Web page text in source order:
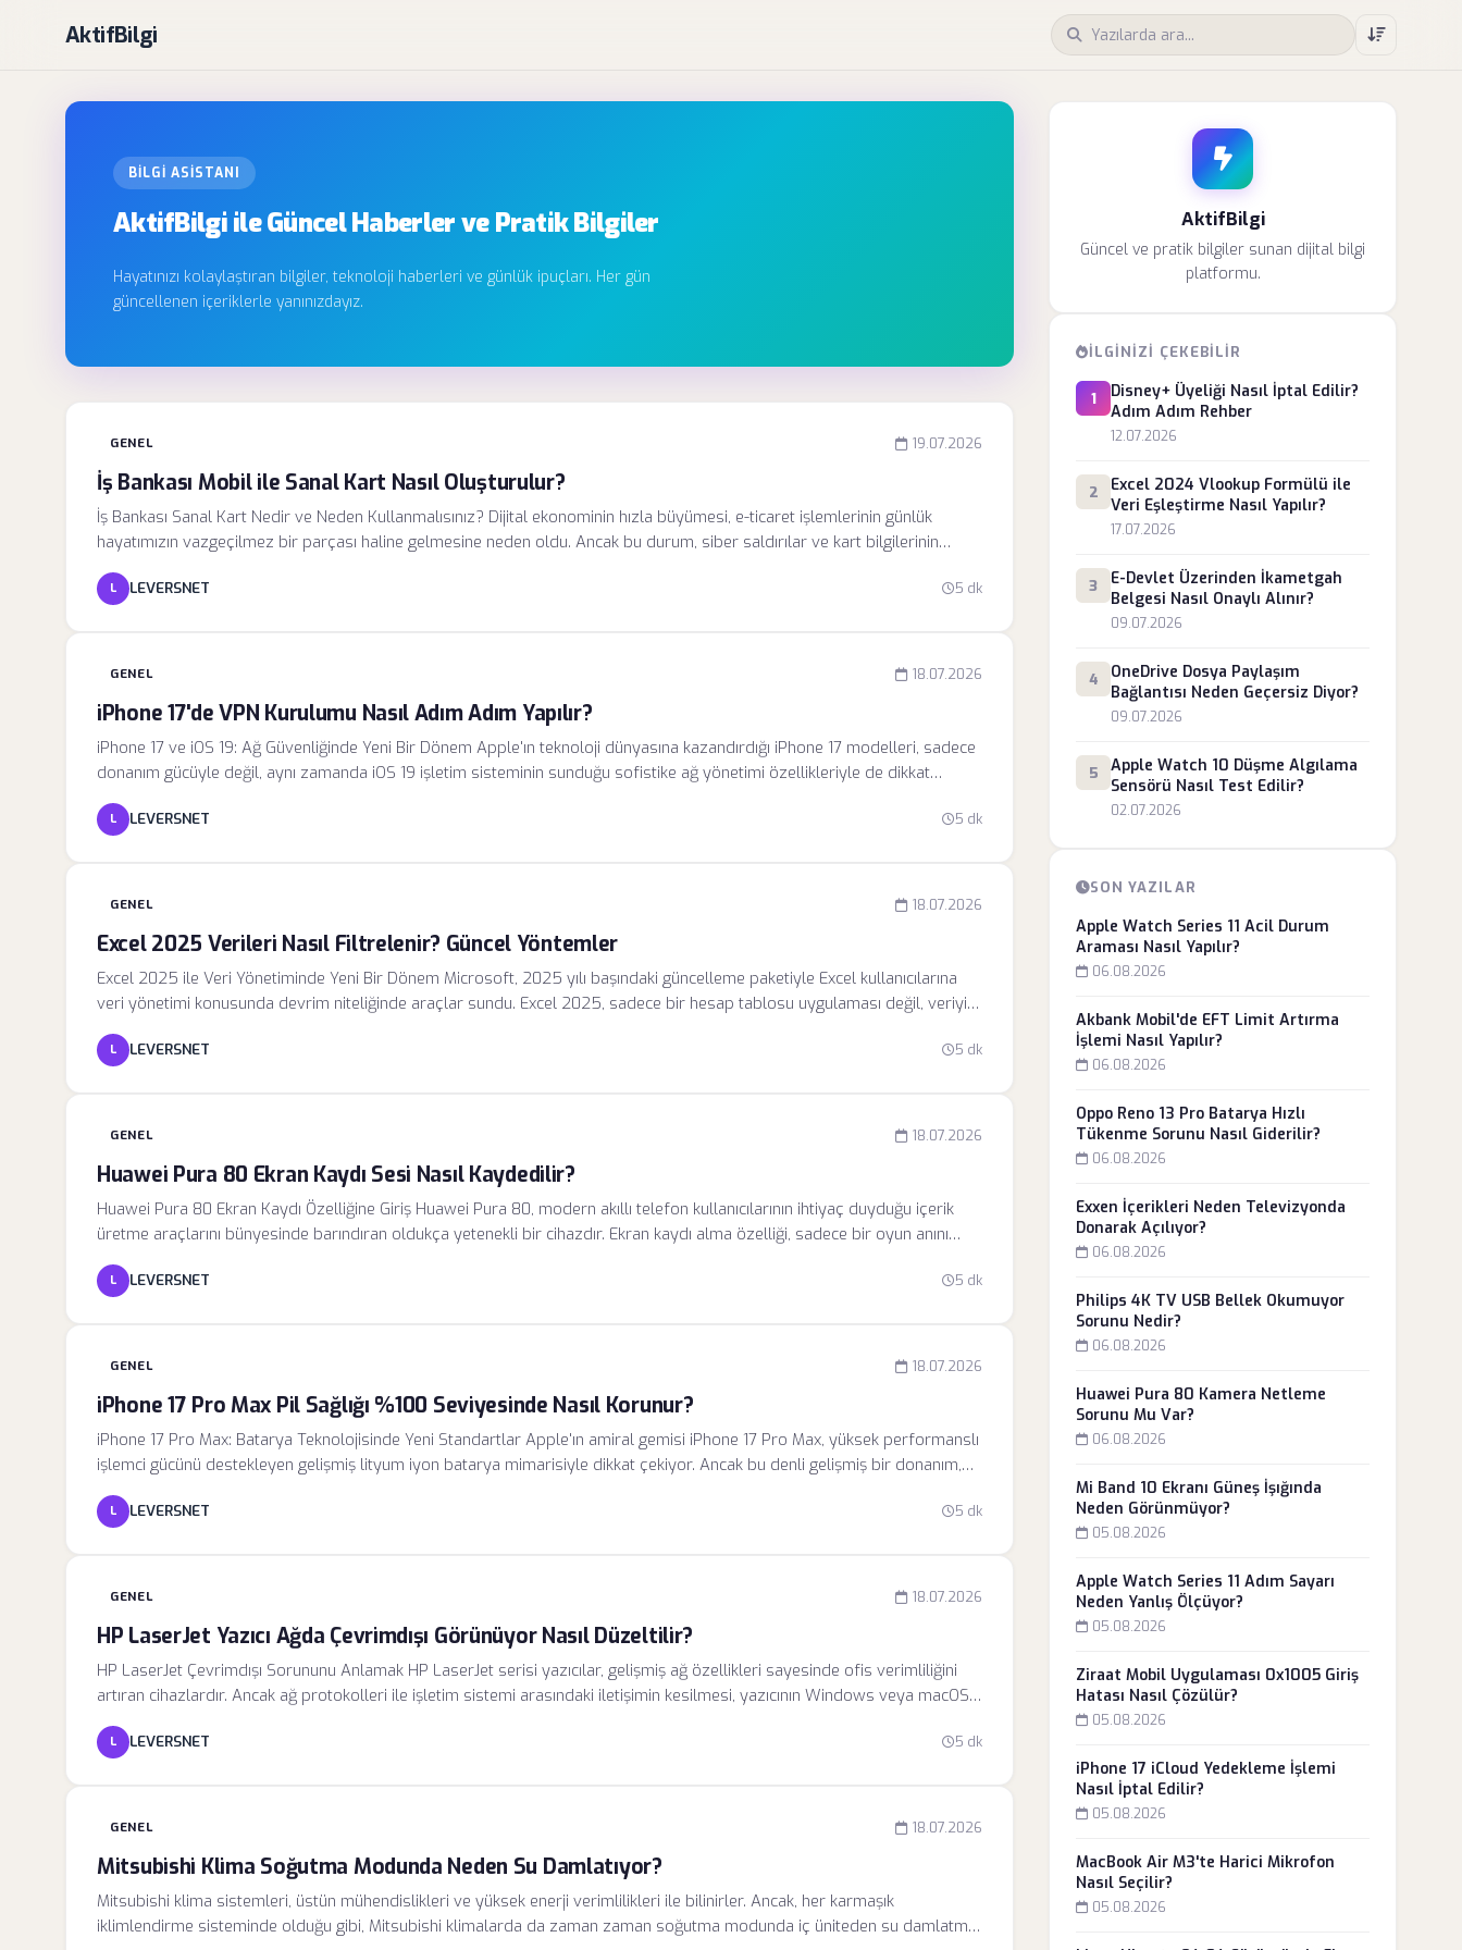
AktifBilgi
BILGI ASISTANI
AktifBilgi ile Güncel Haberler ve Pratik Bilgiler
Hayatınızı kolaylaştıran bilgiler, teknoloji haberleri ve günlük ipuçları. Her gün
güncellenen içeriklerle yanınızdayız.
GENEL 19.07.2026
İş Bankası Mobil ile Sanal Kart Nasıl Oluşturulur?
İş Bankası Sanal Kart Nedir ve Neden Kullanmalısınız? Dijital ekonominin hızla büyümesi, e-ticaret işlemlerinin günlük
hayatımızın vazgeçilmez bir parçası haline gelmesine neden oldu. Ancak bu durum, siber saldırılar ve kart bilgilerinin
çalınması gibi riskleri de beraberinde getirdi.
L LEVERSNET 5 dk
GENEL 18.07.2026
iPhone 17'de VPN Kurulumu Nasıl Adım Adım Yapılır?
iPhone 17 ve iOS 19: Ağ Güvenliğinde Yeni Bir Dönem Apple'ın teknoloji dünyasına kazandırdığı iPhone 17 modelleri, sadece
donanım gücüyle değil, aynı zamanda iOS 19 işletim sisteminin sunduğu sofistike ağ yönetimi özellikleriyle de dikkat
çekmektedir. Günümüz dijital dünyasında siber güvenlik risklerinin artmasıyla birlikte, veri trafiğini şifrelemek artık bir
seçenek değil, bir zorunluluk haline gelmiştir. iPhone 17, yerleşik VPN (Sanal Özel Ağ) desteği sayesinde, kullanıcıların
L LEVERSNET 5 dk
GENEL 18.07.2026
Excel 2025 Verileri Nasıl Filtrelenir? Güncel Yöntemler
Excel 2025 ile Veri Yönetiminde Yeni Bir Dönem Microsoft, 2025 yılı başındaki güncelleme paketiyle Excel kullanıcılarına
veri yönetimi konusunda devrim niteliğinde araçlar sundu. Excel 2025, sadece bir hesap tablosu uygulaması değil, veriyi
anlama ve anlamlandırma sürecinde yapay zeka ile desteklenen bir asistan olarak konumlanıyor. Özellikle büyük veri
setleri üzerinde çalışan profesyoneller için filtreleme, veriyi sadeleştirme ve analiz etme süreçleri artık çok daha akışkan
L LEVERSNET 5 dk
GENEL 18.07.2026
Huawei Pura 80 Ekran Kaydı Sesi Nasıl Kaydedilir?
Huawei Pura 80 Ekran Kaydı Özelliğine Giriş Huawei Pura 80, modern akıllı telefon kullanıcılarının ihtiyaç duyduğu içerik
üretme araçlarını bünyesinde barındıran oldukça yetenekli bir cihazdır. Ekran kaydı alma özelliği, sadece bir oyun anını
veya bir uygulama arayüzünü kaydetmekle kalmaz; aynı zamanda sesli anlatımlar ekleyerek profesyonel bir sunum haline
dönüştürülebilir. Huawei'nin sunduğu bu yerleşik çözüm, dışarıdan herhangi bir uygulama yüklemenize gerek kalmadan
L LEVERSNET 5 dk
GENEL 18.07.2026
iPhone 17 Pro Max Pil Sağlığı %100 Seviyesinde Nasıl Korunur?
iPhone 17 Pro Max: Batarya Teknolojisinde Yeni Standartlar Apple'ın amiral gemisi iPhone 17 Pro Max, yüksek performanslı
işlemci gücünü destekleyen gelişmiş lityum iyon batarya mimarisiyle dikkat çekiyor. Ancak bu denli gelişmiş bir donanım,
fiziksel ve kimyasal yaşlanma süreçlerine karşı hassasiyetini korumaktadır. Bataryanın zamanla kapasite kaybetmesi
doğal bir süreç olsa da, doğru şarj alışkanlıkları ve çevresel faktörlere gösterilen özen ile bu süreci önemli ölçüde
L LEVERSNET 5 dk
GENEL 18.07.2026
HP LaserJet Yazıcı Ağda Çevrimdışı Görünüyor Nasıl Düzeltilir?
HP LaserJet Çevrimdışı Sorununu Anlamak HP LaserJet serisi yazıcılar, gelişmiş ağ özellikleri sayesinde ofis verimliliğini
artıran cihazlardır. Ancak ağ protokolleri ile işletim sistemi arasındaki iletişimin kesilmesi, yazıcının Windows veya macOS
arayüzlerinde "Çevrimdışı" veya "Erişilemez" olarak işaretlenmesine yol açar. Bu sorun genellikle bir donanım arızasından
ziyade, ağ üzerindeki iletişim kopukluklarından kaynaklanmaktadır.
L LEVERSNET 5 dk
GENEL 18.07.2026
Mitsubishi Klima Soğutma Modunda Neden Su Damlatıyor?
Mitsubishi klima sistemleri, üstün mühendislikleri ve yüksek enerji verimlilikleri ile bilinirler. Ancak, her karmaşık
iklimlendirme sisteminde olduğu gibi, Mitsubishi klimalarda da zaman zaman soğutma modunda iç üniteden su damlatma
AktifBilgi
Güncel ve pratik bilgiler sunan dijital bilgi
platformu.
İLGINIZI ÇEKEBILIR
1
Disney+ Üyeliği Nasıl İptal Edilir?
Adım Adım Rehber
12.07.2026
2
Excel 2024 Vlookup Formülü ile
Veri Eşleştirme Nasıl Yapılır?
17.07.2026
3
E-Devlet Üzerinden İkametgah
Belgesi Nasıl Onaylı Alınır?
09.07.2026
4
OneDrive Dosya Paylaşım
Bağlantısı Neden Geçersiz Diyor?
09.07.2026
5
Apple Watch 10 Düşme Algılama
Sensörü Nasıl Test Edilir?
02.07.2026
SON YAZILAR
Apple Watch Series 11 Acil Durum
Araması Nasıl Yapılır?
06.08.2026
Akbank Mobil'de EFT Limit Artırma
İşlemi Nasıl Yapılır?
06.08.2026
Oppo Reno 13 Pro Batarya Hızlı
Tükenme Sorunu Nasıl Giderilir?
06.08.2026
Exxen İçerikleri Neden Televizyonda
Donarak Açılıyor?
06.08.2026
Philips 4K TV USB Bellek Okumuyor
Sorunu Nedir?
06.08.2026
Huawei Pura 80 Kamera Netleme
Sorunu Mu Var?
06.08.2026
Mi Band 10 Ekranı Güneş İşığında
Neden Görünmüyor?
05.08.2026
Apple Watch Series 11 Adım Sayarı
Neden Yanlış Ölçüyor?
05.08.2026
Ziraat Mobil Uygulaması 0x1005 Giriş
Hatası Nasıl Çözülür?
05.08.2026
iPhone 17 iCloud Yedekleme İşlemi
Nasıl İptal Edilir?
05.08.2026
MacBook Air M3'te Harici Mikrofon
Nasıl Seçilir?
05.08.2026